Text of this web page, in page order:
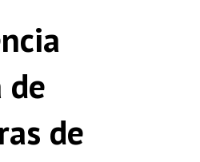
de
de